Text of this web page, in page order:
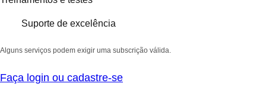
Suporte de excelência
Alguns serviços podem exigir uma subscrição válida.
Faça login ou cadastre-se